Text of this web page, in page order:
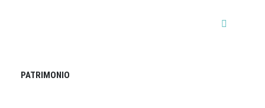
PATRIMONIO